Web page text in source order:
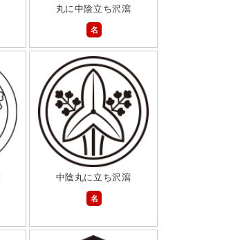
丸に中陰立ち沢瀉
名
中陰丸に立ち沢瀉
名